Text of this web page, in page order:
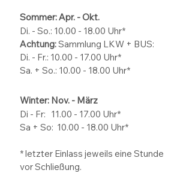
Sommer: Apr. - Okt.
Di. - So.: 10.00 - 18.00 Uhr*
Achtung:Sammlung LKW + BUS:
Di. - Fr.: 10.00 - 17.00 Uhr*
Sa. + So.: 10.00 - 18.00 Uhr*
Winter: Nov. - März
Di - Fr: 11.00 - 17.00 Uhr*
Sa + So: 10.00 - 18.00 Uhr*
* letzter Einlass jeweils eine Stunde
vor Schließung.